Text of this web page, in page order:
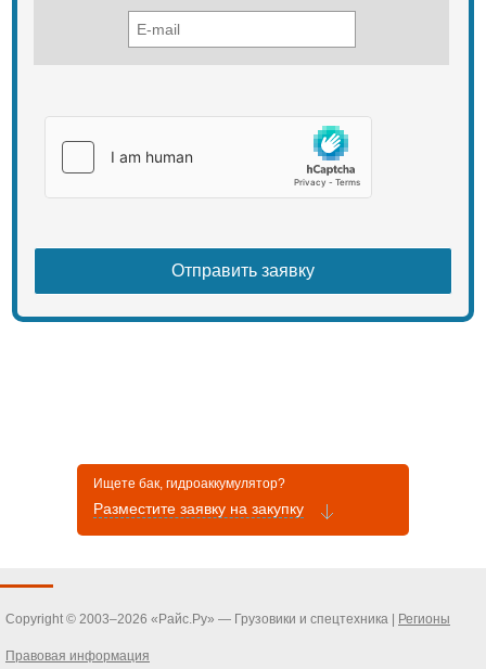
Ищете бак, гидроаккумулятор?
Разместите заявку на закупку
Copyright © 2003–2026 «Райс.Ру» — Грузовики и спецтехника | Регионы
Правовая информация